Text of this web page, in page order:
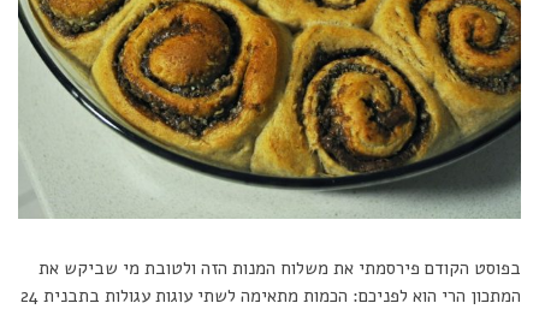
בפוסט הקודם פירסמתי את משלוח המנות הזה ולטובת מי שביקש את
המתכון הרי הוא לפניכם: הכמות מתאימה לשתי עוגות עגולות בתבנית 24